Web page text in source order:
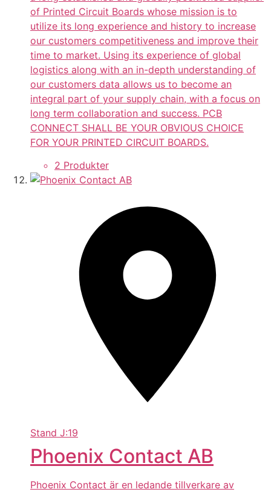
of Printed Circuit Boards whose mission is to
utilize its long experience and history to increase
our customers competitiveness and improve their
time to market. Using its experience of global
logistics along with an in-depth understanding of
our customers data allows us to become an
integral part of your supply chain, with a focus on
long term collaboration and success. PCB
CONNECT SHALL BE YOUR OBVIOUS CHOICE
FOR YOUR PRINTED CIRCUIT BOARDS.
2 Produkter
Stand J:19
Phoenix Contact AB
Phoenix Contact är en ledande tillverkare av